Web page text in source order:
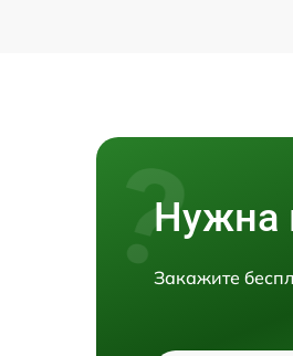
Нужна
Закажите